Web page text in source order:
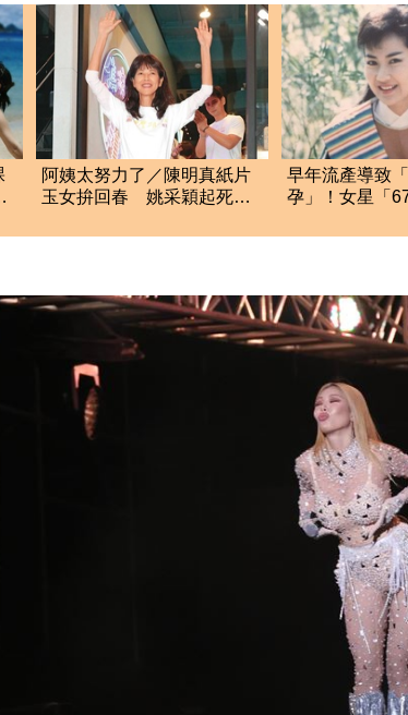
阿姨太努力了／陳明真紙片
玉女拚回春 姚采穎起死回
早年流產導致
孕」！女星「